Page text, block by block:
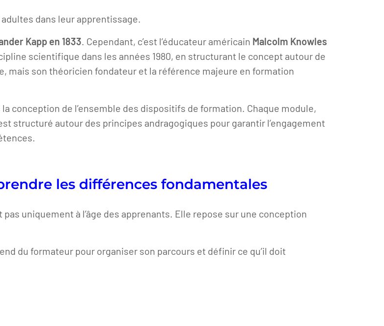
adultes dans leur apprentissage.
Kapp en 1833. Cependant, c’est l’éducateur américain Malcolm Knowles
scientifique dans les années 1980, en structurant le concept autour de
mais son théoricien fondateur et la référence majeure en formation
la conception de l’ensemble des dispositifs de formation. Chaque module,
structuré autour des principes andragogiques pour garantir l’engagement
les différences fondamentales
pas uniquement à l’âge des apprenants. Elle repose sur une conception
du formateur pour organiser son parcours et définir ce qu’il doit